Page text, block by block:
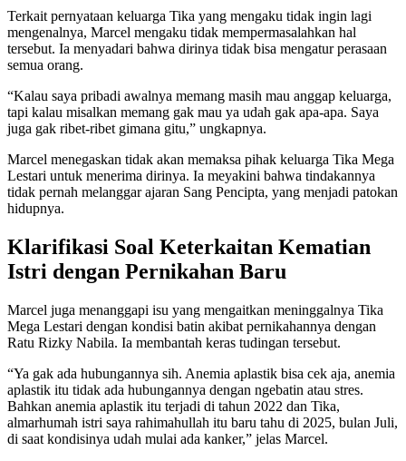
Terkait pernyataan keluarga Tika yang mengaku tidak ingin lagi
mengenalnya, Marcel mengaku tidak mempermasalahkan hal
tersebut. Ia menyadari bahwa dirinya tidak bisa mengatur perasaan
semua orang.
“Kalau saya pribadi awalnya memang masih mau anggap keluarga,
tapi kalau misalkan memang gak mau ya udah gak apa-apa. Saya
juga gak ribet-ribet gimana gitu,” ungkapnya.
Marcel menegaskan tidak akan memaksa pihak keluarga Tika Mega
Lestari untuk menerima dirinya. Ia meyakini bahwa tindakannya
tidak pernah melanggar ajaran Sang Pencipta, yang menjadi patokan
hidupnya.
Klarifikasi Soal Keterkaitan Kematian
Istri dengan Pernikahan Baru
Marcel juga menanggapi isu yang mengaitkan meninggalnya Tika
Mega Lestari dengan kondisi batin akibat pernikahannya dengan
Ratu Rizky Nabila. Ia membantah keras tudingan tersebut.
“Ya gak ada hubungannya sih. Anemia aplastik bisa cek aja, anemia
aplastik itu tidak ada hubungannya dengan ngebatin atau stres.
Bahkan anemia aplastik itu terjadi di tahun 2022 dan Tika,
almarhumah istri saya rahimahullah itu baru tahu di 2025, bulan Juli,
di saat kondisinya udah mulai ada kanker,” jelas Marcel.